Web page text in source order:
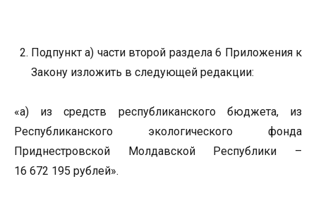
Подпункт а) части второй раздела 6 Приложения к
Закону изложить в следующей редакции:
«а) из средств республиканского бюджета, из
Республиканского экологического фонда
Приднестровской Молдавской Республики –
16 672 195 рублей».